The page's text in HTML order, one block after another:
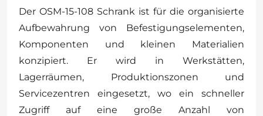
Der OSM-15-108 Schrank ist für die organisierte
Aufbewahrung von Befestigungselementen,
Komponenten und kleinen Materialien
konzipiert. Er wird in Werkstätten,
Lagerräumen, Produktionszonen und
Servicezentren eingesetzt, wo ein schneller
Zugriff auf eine große Anzahl von